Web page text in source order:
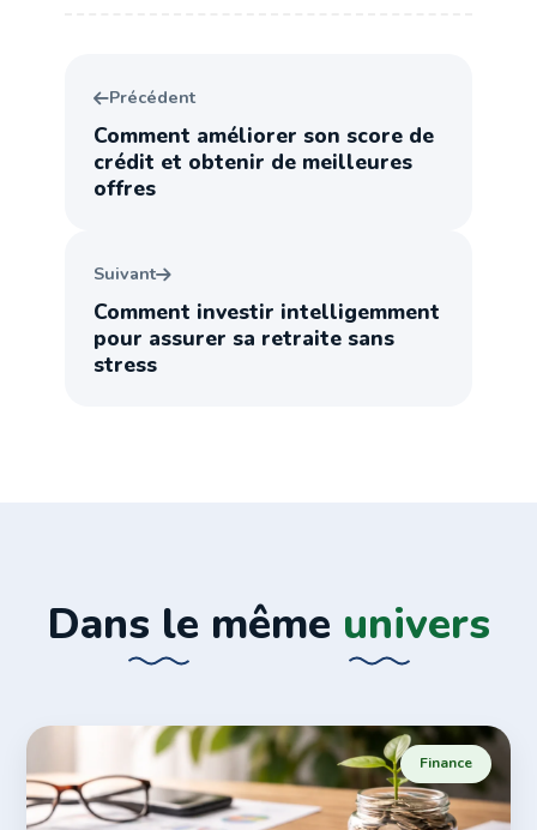
Précédent
Comment améliorer son score de
crédit et obtenir de meilleures
offres
Suivant
Comment investir intelligemment
pour assurer sa retraite sans
stress
Dans le même univers
Finance